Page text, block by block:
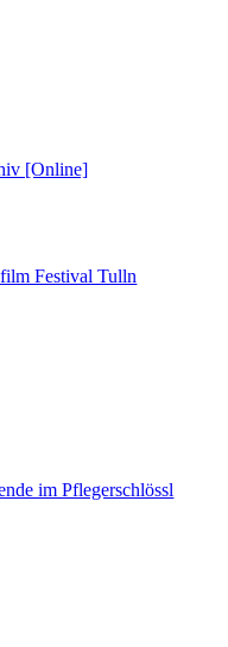
[Online]
Festival Tulln
im Pflegerschlössl